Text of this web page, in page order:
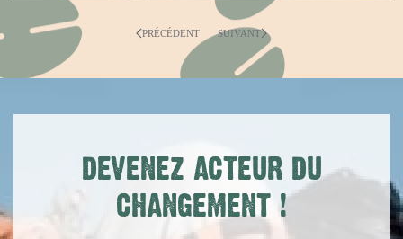
PRÉCÉDENT SUIVANT
DEVENEZ ACTEUR DU
CHANGEMENT !